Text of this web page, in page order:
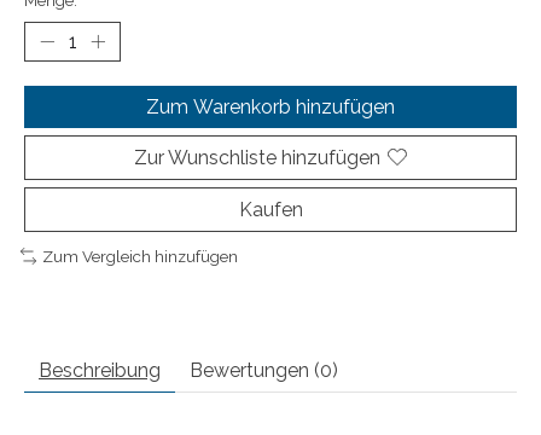
Zum Warenkorb hinzufügen
Zur Wunschliste hinzufügen
Kaufen
Zum Vergleich hinzufügen
Beschreibung Bewertungen (0)